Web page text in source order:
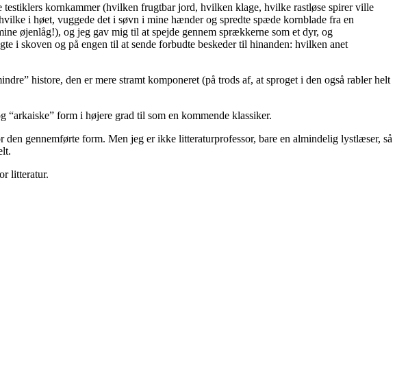
kornkammer (hvilken frugtbar jord, hvilken klage, hvilke rastløse spirer ville
i høet, vuggede det i søvn i mine hænder og spredte spæde kornblade fra en
øjenlåg!), og jeg gav mig til at spejde gennem sprækkerne som et dyr, og
i skoven og på engen til at sende forbudte beskeder til hinanden: hvilken anet
histore, den er mere stramt komponeret (på trods af, at sproget i den også rabler helt
“arkaiske” form i højere grad til som en kommende klassiker.
den gennemførte form. Men jeg er ikke litteraturprofessor, bare en almindelig lystlæser, så
litteratur.